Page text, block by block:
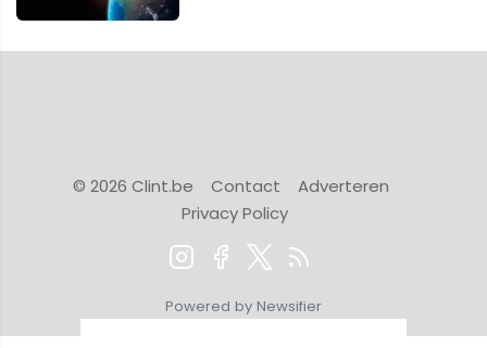
© 2026 Clint.be Contact
Adverteren
Privacy Policy
Powered by Newsifier